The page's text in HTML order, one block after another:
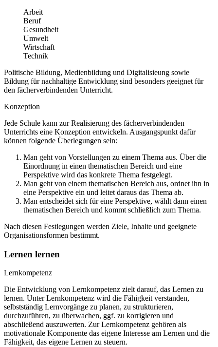
Arbeit
Beruf
Gesundheit
Umwelt
Wirtschaft
Technik
Politische Bildung, Medienbildung und Digitalisieung sowie
Bildung für nachhaltige Entwicklung sind besonders geeignet für
den fächerverbindenden Unterricht.
Konzeption
Jede Schule kann zur Realisierung des fächerverbindenden
Unterrichts eine Konzeption entwickeln. Ausgangspunkt dafür
können folgende Überlegungen sein:
Man geht von Vorstellungen zu einem Thema aus. Über die
Einordnung in einen thematischen Bereich und eine
Perspektive wird das konkrete Thema festgelegt.
Man geht von einem thematischen Bereich aus, ordnet ihn in
eine Perspektive ein und leitet daraus das Thema ab.
Man entscheidet sich für eine Perspektive, wählt dann einen
thematischen Bereich und kommt schließlich zum Thema.
Nach diesen Festlegungen werden Ziele, Inhalte und geeignete
Organisationsformen bestimmt.
Lernen lernen
Lernkompetenz
Die Entwicklung von Lernkompetenz zielt darauf, das Lernen zu
lernen. Unter Lernkompetenz wird die Fähigkeit verstanden,
selbstständig Lernvorgänge zu planen, zu strukturieren,
durchzuführen, zu überwachen, ggf. zu korrigieren und
abschließend auszuwerten. Zur Lernkompetenz gehören als
motivationale Komponente das eigene Interesse am Lernen und die
Fähigkeit, das eigene Lernen zu steuern.